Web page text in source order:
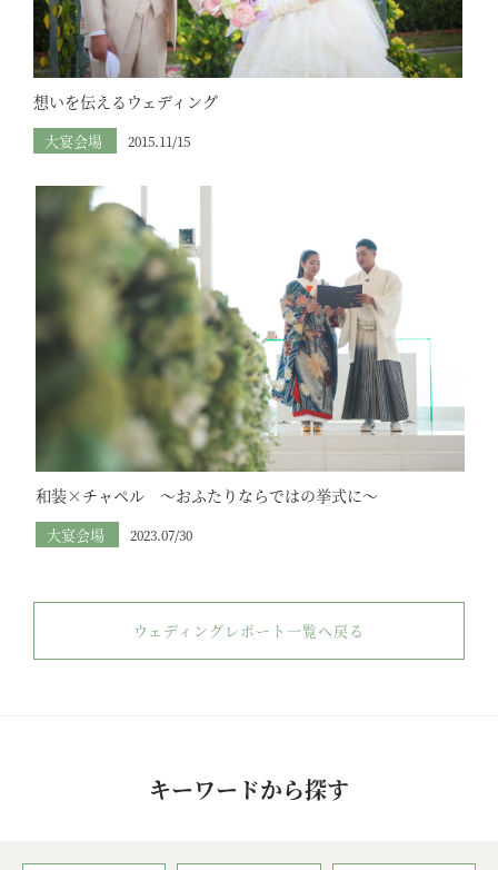
想いを伝えるウェディング
大宴会場 2015.11/15
和装×チャペル ～おふたりならではの挙式に～
大宴会場 2023.07/30
ウェディングレポート一覧へ戻る
キーワードから探す